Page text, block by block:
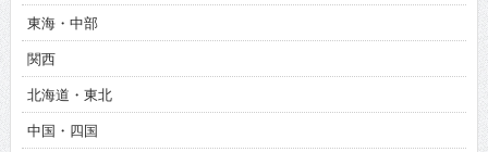
東海・中部
関西
北海道・東北
中国・四国